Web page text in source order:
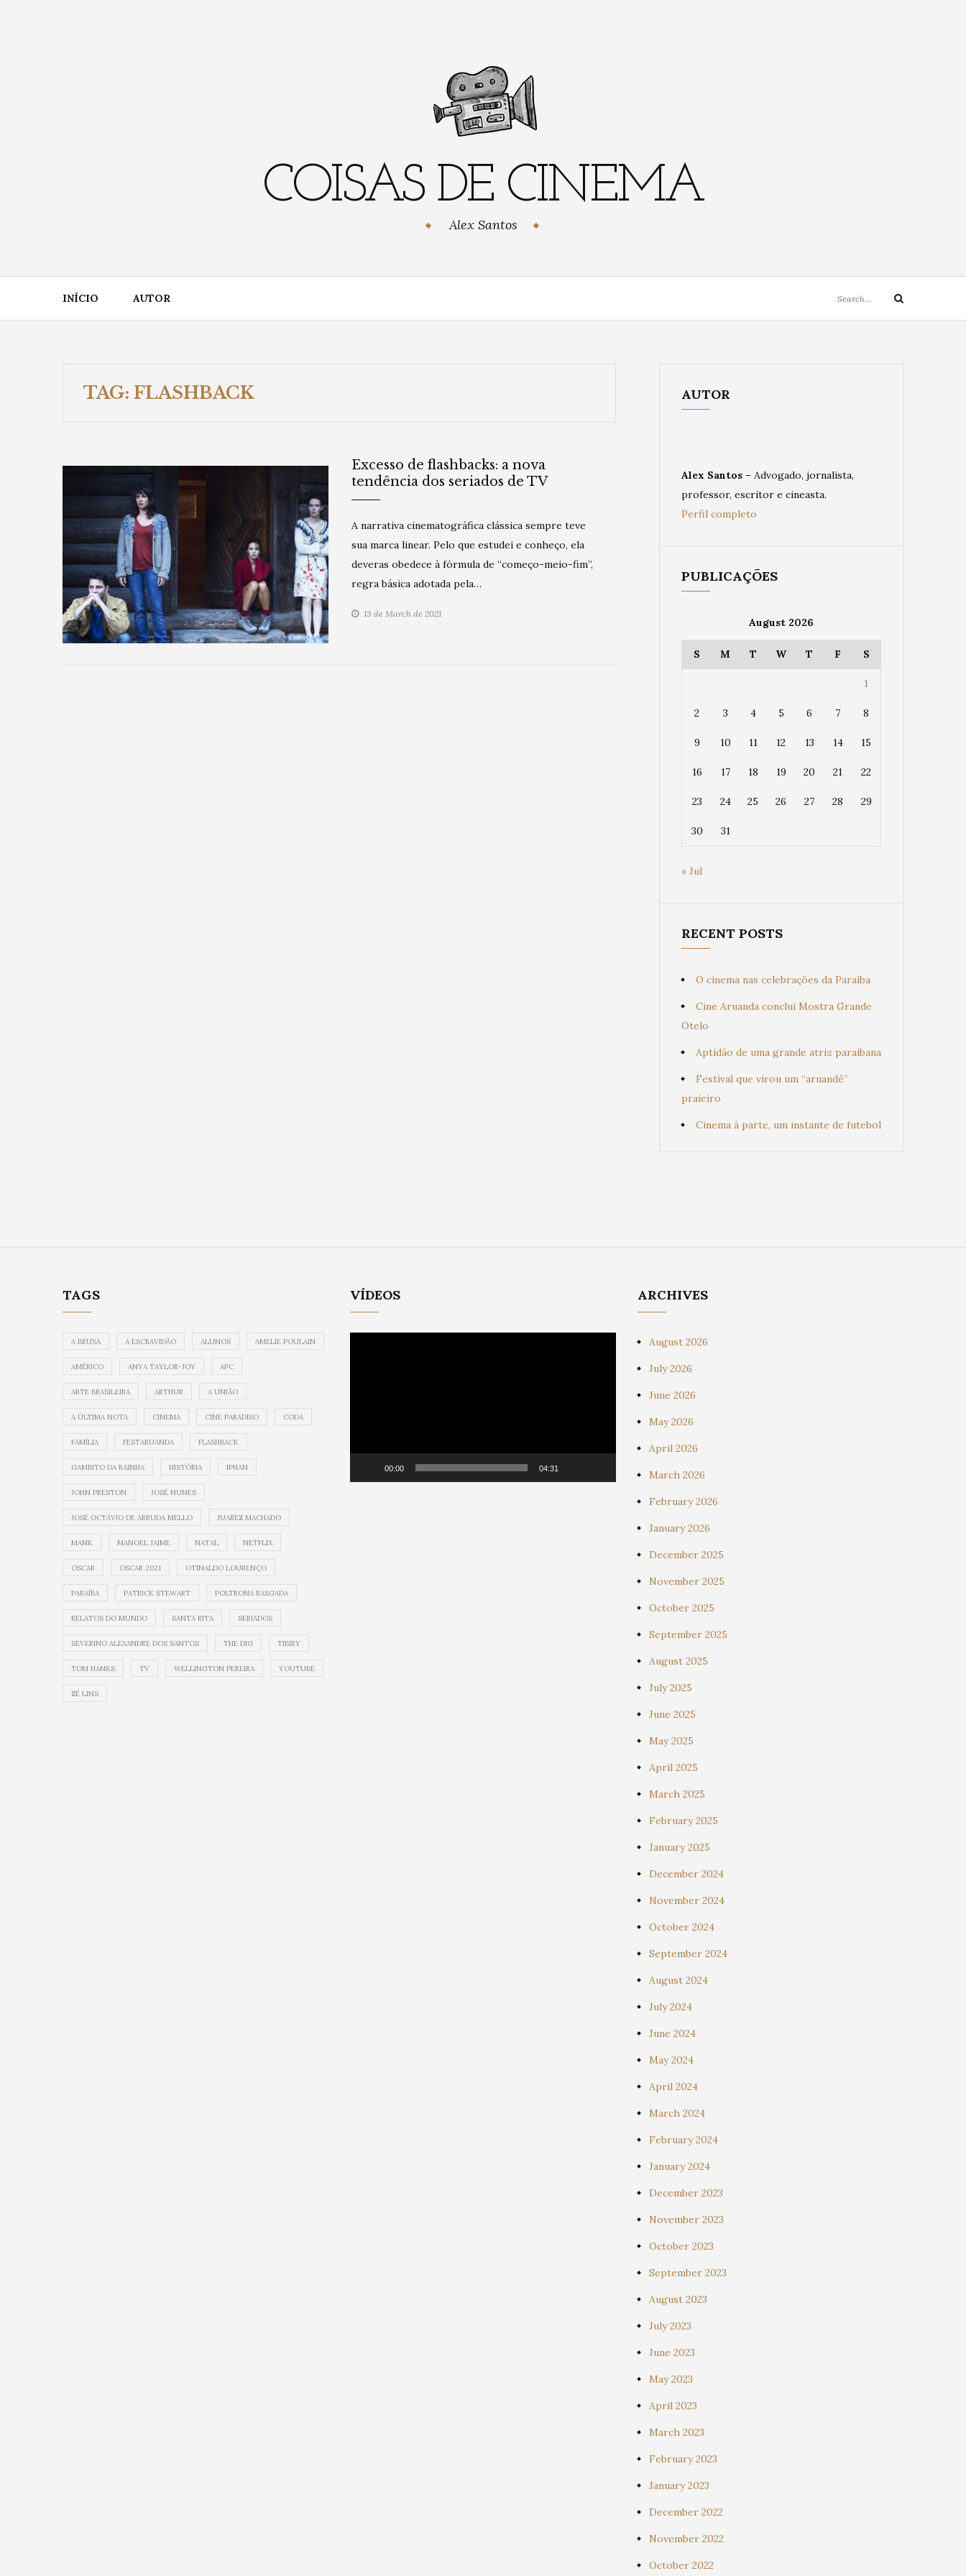
COISAS DE CINEMA
Alex Santos
INÍCIO AUTOR
for:
Search
TAG: FLASHBACK
Excesso de flashbacks: a nova
tendência dos seriados de TV
A narrativa cinematográfica clássica sempre teve
sua marca linear. Pelo que estudei e conheço, ela
deveras obedece à fórmula de “começo-meio-fim”,
regra básica adotada pela…
13 de March de 2021
AUTOR
Alex Santos – Advogado, jornalista,
professor, escritor e cineasta.
Perfil completo
PUBLICAÇÕES
August 2026
S M T W T F S
1
2 3 4 5 6 7 8
9 10 11 12 13 14 15
16 17 18 19 20 21 22
23 24 25 26 27 28 29
30 31
« Jul
RECENT POSTS
O cinema nas celebrações da Paraíba
Cine Aruanda conclui Mostra Grande
Otelo
Aptidão de uma grande atriz paraibana
Festival que virou um “aruandê”
praieiro
Cinema à parte, um instante de futebol
TAGS
A BRUXA A ESCRAVIDÃO ALUNOS AMELIE POULAIN
AMÉRICO ANYA TAYLOR-JOY APC
ARTE BRASILEIRA ARTHUR A UNIÃO
A ÚLTIMA NOTA CINEMA CINE PARADISO CODA
FAMÍLIA FESTARUANDA FLASHBACK
GAMBITO DA RAINHA HISTÓRIA IPHAN
JOHN PRESTON JOSÉ NUNES
JOSÉ OCTÁVIO DE ARRUDA MELLO JUAREZ MACHADO
MANK MANOEL JAIME NATAL NETFLIX
OSCAR OSCAR 2021 OTINALDO LOURENÇO
PARAÍBA PATRICK STEWART POLTRONA RASGADA
RELATOS DO MUNDO SANTA RITA SERIADOS
SEVERINO ALEXANDRE DOS SANTOS THE DIG TIBIRY
TOM HANKS TV WELLINGTON PEREIRA YOUTUBE
ZÉ LINS
VÍDEOS
00:00 04:31
ARCHIVES
August 2026
July 2026
June 2026
May 2026
April 2026
March 2026
February 2026
January 2026
December 2025
November 2025
October 2025
September 2025
August 2025
July 2025
June 2025
May 2025
April 2025
March 2025
February 2025
January 2025
December 2024
November 2024
October 2024
September 2024
August 2024
July 2024
June 2024
May 2024
April 2024
March 2024
February 2024
January 2024
December 2023
November 2023
October 2023
September 2023
August 2023
July 2023
June 2023
May 2023
April 2023
March 2023
February 2023
January 2023
December 2022
November 2022
October 2022